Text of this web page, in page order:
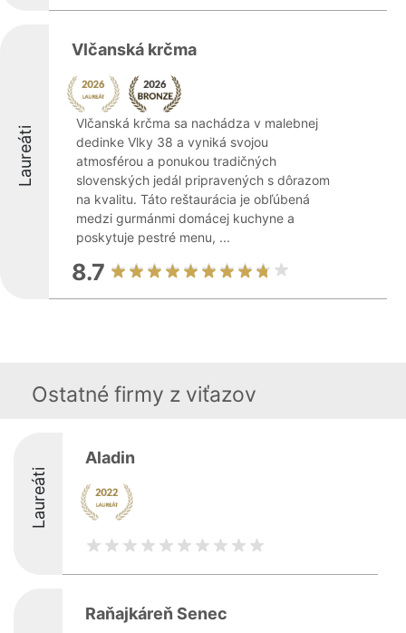
Laureáti
Vlčanská krčma
Vlčanská krčma sa nachádza v malebnej
dedinke Vlky 38 a vyniká svojou
atmosférou a ponukou tradičných
slovenských jedál pripravených s dôrazom
na kvalitu. Táto reštaurácia je obľúbená
medzi gurmánmi domácej kuchyne a
poskytuje pestré menu, ...
8.7
Ostatné firmy z viťazov
Laureáti
Aladin
Raňajkáreň Senec